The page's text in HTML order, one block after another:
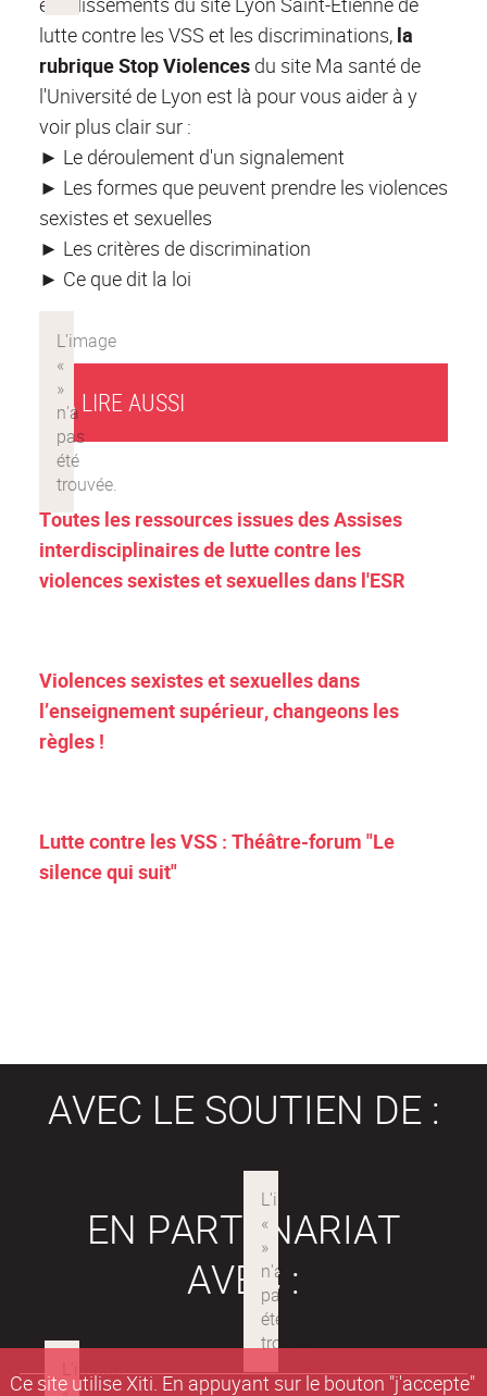
Ce site utilise Xiti. En appuyant sur le bouton "j'accepte"
À LIRE AUSSI
Toutes les ressources issues des Assises
interdisciplinaires de lutte contre les
violences sexistes et sexuelles dans l'ESR
Violences sexistes et sexuelles dans
l’enseignement supérieur, changeons les
règles !
Lutte contre les VSS : Théâtre-forum "Le
silence qui suit"
lutte contre les VSS et les discriminations, la
rubrique Stop Violences du site Ma santé de
l'Université de Lyon est là pour vous aider à y
voir plus clair sur :
► Le déroulement d'un signalement
► Les formes que peuvent prendre les violences
sexistes et sexuelles
► Les critères de discrimination
► Ce que dit la loi
AVEC LE SOUTIEN DE :
EN PARTENARIAT
AVEC :